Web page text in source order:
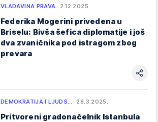
VLADAVINA PRAVA 2.12.2025.
Federika Mogerini privedena u
Briselu: Bivša šefica diplomatije i još
dva zvaničnika pod istragom zbog
prevara
DEMOKRATIJA I LJUDS… 28.3.2025.
Pritvoreni gradonačelnik Istanbula